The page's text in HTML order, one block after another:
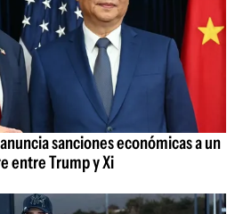
sanciones económicas a un
entre Trump y Xi